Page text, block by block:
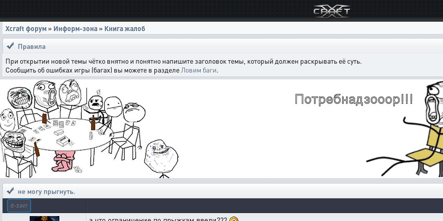
Xcraft форум » Информ-зона » Книга жалоб
Правила
При открытии новой темы чётко внятно и понятно напишите заголовок темы, который должен раскрывать её суть.
Сообщить об ошибках игры (багах) вы можете в разделе Ловим баги.
не могу прыгнуть.
d-zavr